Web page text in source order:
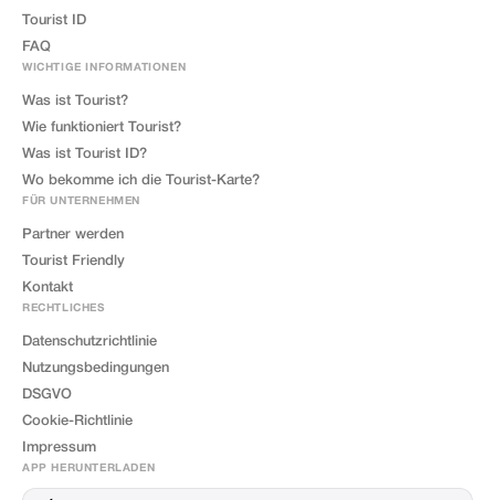
Tourist ID
FAQ
WICHTIGE INFORMATIONEN
Was ist Tourist?
Wie funktioniert Tourist?
Was ist Tourist ID?
Wo bekomme ich die Tourist-Karte?
FÜR UNTERNEHMEN
Partner werden
Tourist Friendly
Kontakt
RECHTLICHES
Datenschutzrichtlinie
Nutzungsbedingungen
DSGVO
Cookie-Richtlinie
Impressum
APP HERUNTERLADEN